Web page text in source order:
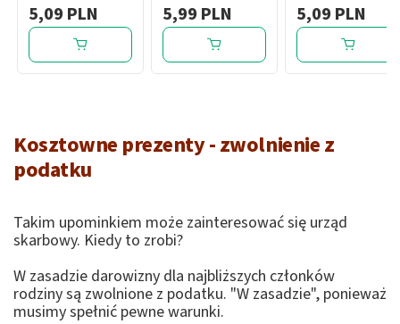
ml
5,09 PLN
g
5,99 PLN
cynkiem, 100 ml
5,09 PLN
Kosztowne prezenty - zwolnienie z
podatku
Takim upominkiem może zainteresować się urząd
skarbowy. Kiedy to zrobi?
W zasadzie darowizny dla najbliższych członków
rodziny są zwolnione z podatku. "W zasadzie", ponieważ
musimy spełnić pewne warunki.